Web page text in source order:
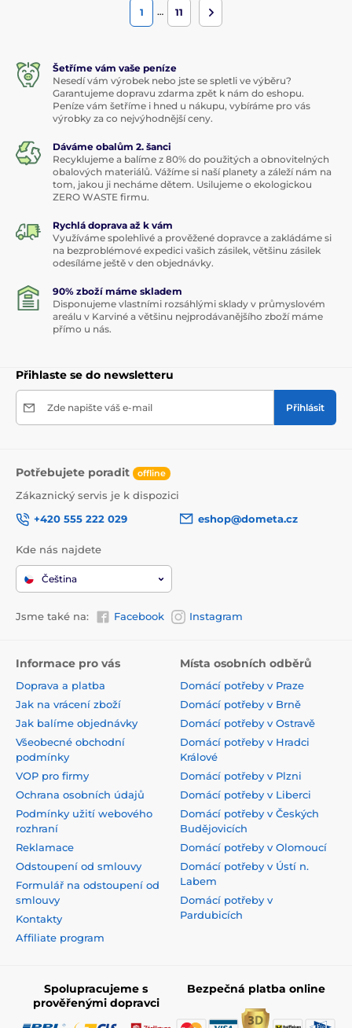
1 … 11
Šetříme vám vaše peníze
Nesedí vám výrobek nebo jste se spletli ve výběru?
Garantujeme dopravu zdarma zpět k nám do eshopu.
Peníze vám šetříme i hned u nákupu, vybíráme pro vás
výrobky za co nejvýhodnější ceny.
Dáváme obalům 2. šanci
Recyklujeme a balíme z 80% do použitých a obnovitelných
obalových materiálů. Vážíme si naší planety a záleží nám na
tom, jakou ji necháme dětem. Usilujeme o ekologickou
ZERO WASTE firmu.
Rychlá doprava až k vám
Využíváme spolehlivé a prověžené dopravce a zakládáme si
na bezproblémové expedici vašich zásilek, většinu zásilek
odesíláme ještě v den objednávky.
90% zboží máme skladem
Disponujeme vlastními rozsáhlými sklady v průmyslovém
areálu v Karviné a většinu nejprodávanějšího zboží máme
přímo u nás.
Přihlaste se do newsletteru
Zde napište váš e-mail Přihlásit
Potřebujete poradit offline
Zákaznický servis je k dispozici
+420 555 222 029
eshop@dometa.cz
Kde nás najdete
Čeština
Jsme také na: Facebook Instagram
Informace pro vás
Doprava a platba
Jak na vrácení zboží
Jak balíme objednávky
Všeobecné obchodní
podmínky
VOP pro firmy
Ochrana osobních údajů
Podmínky užití webového
rozhraní
Reklamace
Odstoupení od smlouvy
Formulář na odstoupení od
smlouvy
Kontakty
Affiliate program
Místa osobních odběrů
Domácí potřeby v Praze
Domácí potřeby v Brně
Domácí potřeby v Ostravě
Domácí potřeby v Hradci
Králové
Domácí potřeby v Plzni
Domácí potřeby v Liberci
Domácí potřeby v Českých
Budějovicích
Domácí potřeby v Olomoucí
Domácí potřeby v Ústí n.
Labem
Domácí potřeby v
Pardubicích
Spolupracujeme s
prověřenými dopravci
Bezpečná platba online